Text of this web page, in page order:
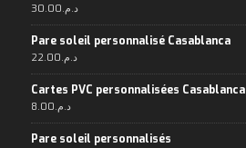
د.م.30.00
Pare soleil personnalisé Casablanca
د.م.22.00
Cartes PVC personnalisées Casablanca
د.م.8.00
Pare soleil personnalisés